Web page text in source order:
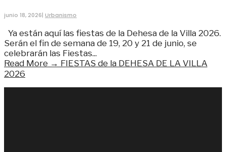
junio 18, 2026| Urbanismo
Ya están aquí las fiestas de la Dehesa de la Villa 2026.
Serán el fin de semana de 19, 20 y 21 de junio, se
celebrarán las Fiestas...
Read More → FIESTAS de la DEHESA DE LA VILLA
2026